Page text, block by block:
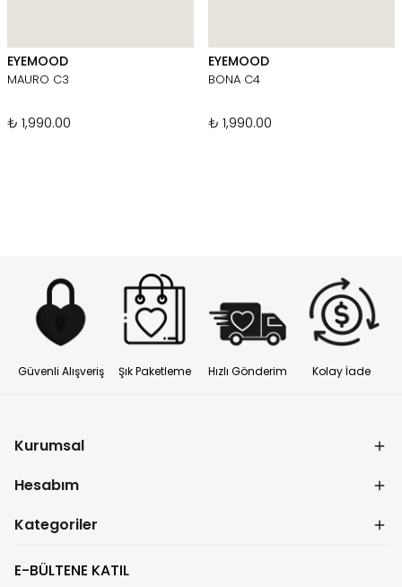
EYEMOOD
MAURO C3
₺ 1,990.00
EYEMOOD
BONA C4
₺ 1,990.00
Güvenli Alışveriş Şık Paketleme Hızlı Gönderim Kolay İade
Kurumsal
Hesabım
Kategoriler
E-BÜLTENE KATIL